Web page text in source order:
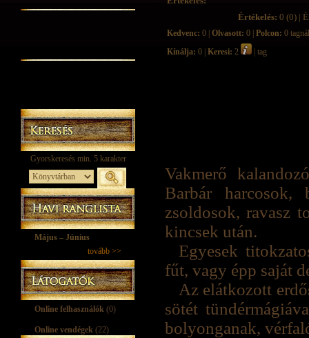
Május – Június
tovább >>
Online felhasználók (0)
Online vendégek (22)
Értékelés: 0 (0) |
Kedvenc: 0 | Olvasott: 0 | Polcon: 0 tagnál
Kínálja: 0 | Keresi: 2 | tag
Vakmerő
Barbár harcosok,
zsoldosok, ravasz
kincsek után.
Egyesek
fűt, vagy épp saját
Az elátkozott
sötét
bolyonganak,